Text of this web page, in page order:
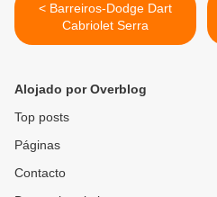
< Barreiros-Dodge Dart
Cabriolet Serra
Alojado por Overblog
Top posts
Páginas
Contacto